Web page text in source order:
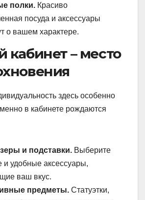
полки. Красиво
посуда и аксессуары
о вашем характере.
кабинет – место
здесь особенно
в кабинете рождаются
и подставки. Выберите
и удобные аксессуары,
ваш вкус.
предметы. Статуэтки,